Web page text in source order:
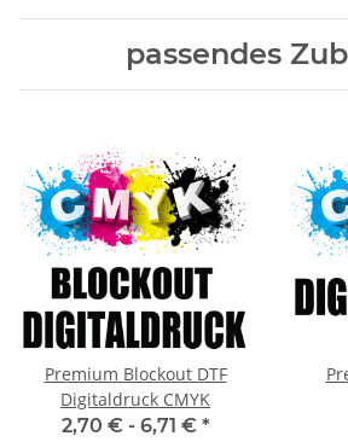
passendes
Premium Blockout DTF
Digitaldruck CMYK
2,70 € - 6,71 € *